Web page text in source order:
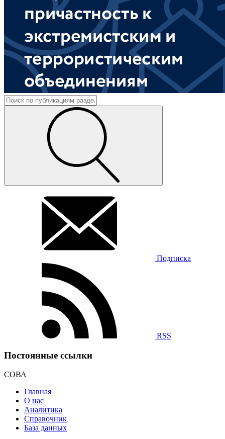
Подписка
RSS
Постоянные ссылки
СОВА
Главная
О нас
Аналитика
Справочник
База данных